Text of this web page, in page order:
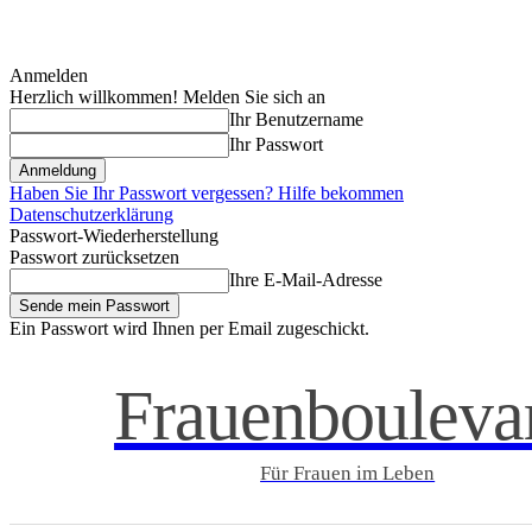
Anmelden
Herzlich willkommen! Melden Sie sich an
Ihr Benutzername
Ihr Passwort
Haben Sie Ihr Passwort vergessen? Hilfe bekommen
Datenschutzerklärung
Passwort-Wiederherstellung
Passwort zurücksetzen
Ihre E-Mail-Adresse
Ein Passwort wird Ihnen per Email zugeschickt.
Für Frauen im Leben